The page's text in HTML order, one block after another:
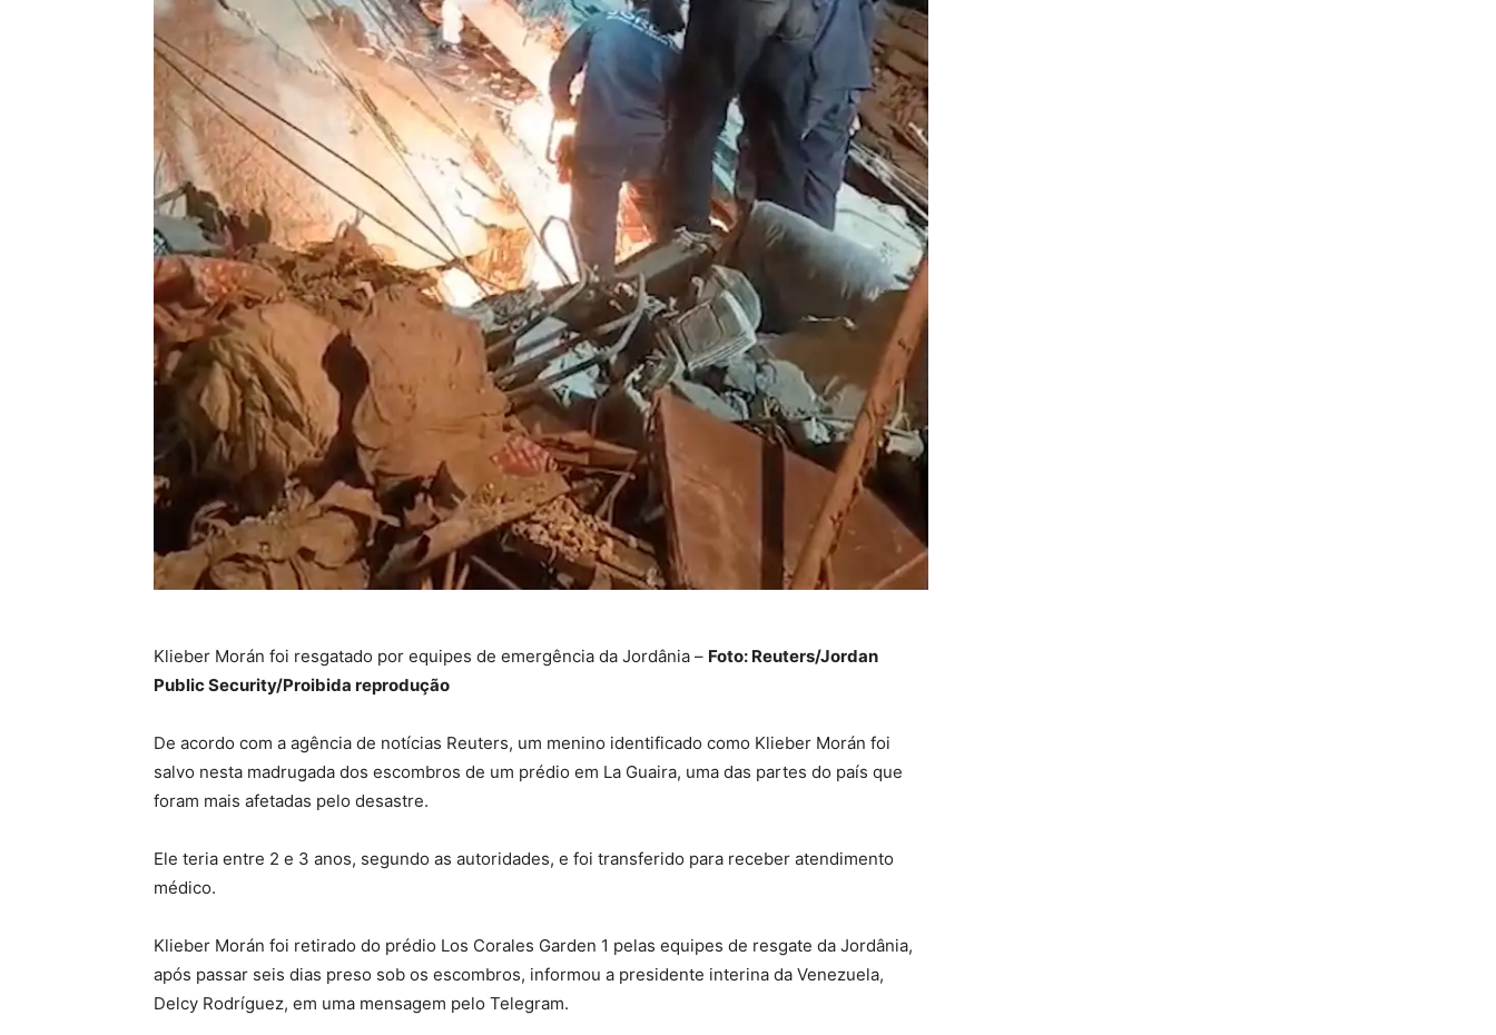
Klieber Morán foi resgatado por equipes de emergência da Jordânia – Foto: Reuters/Jordan
Public Security/Proibida reprodução
De acordo com a agência de notícias Reuters, um menino identificado como Klieber Morán foi
salvo nesta madrugada dos escombros de um prédio em La Guaira, uma das partes do país que
foram mais afetadas pelo desastre.
Ele teria entre 2 e 3 anos, segundo as autoridades, e foi transferido para receber atendimento
médico.
Klieber Morán foi retirado do prédio Los Corales Garden 1 pelas equipes de resgate da Jordânia,
após passar seis dias preso sob os escombros, informou a presidente interina da Venezuela,
Delcy Rodríguez, em uma mensagem pelo Telegram.